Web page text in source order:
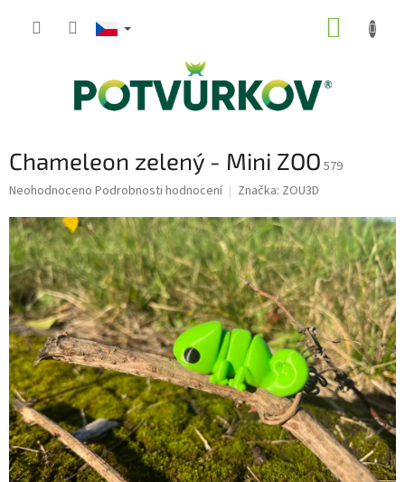
Chameleon zelený - Mini ZOO 579
Průměrné
produktu
je
0,0
z
5
hvězdiček.
Neohodnoceno Podrobnosti hodnocení Značka: ZOU3D